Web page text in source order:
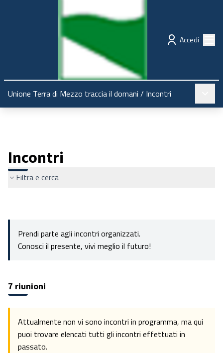
Regione Emilia-Romagna Partecipazione
Accedi
Unione Terra di Mezzo traccia il domani / Incontri
Incontri
Filtra e cerca
Prendi parte agli incontri organizzati.
Conosci il presente, vivi meglio il futuro!
7 riunioni
Attualmente non vi sono incontri in programma, ma qui
puoi trovare elencati tutti gli incontri effettuati in
passato.